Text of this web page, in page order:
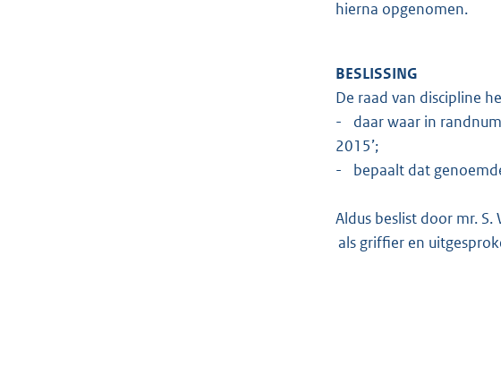
hierna opgenomen.
BESLISSING
De raad van discipline
- daar waar in
2015’;
- bepaalt dat
Aldus beslist door mr. S.
als griffier en